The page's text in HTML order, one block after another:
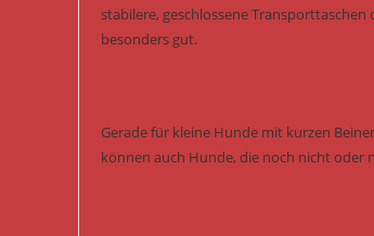
stabilere, geschlossene
besonders gut.
Gerade für kleine Hunde mit kurzen
können auch Hunde, die noch nicht oder